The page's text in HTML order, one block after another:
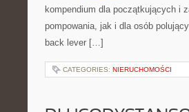
kompendium dla początkujących i
pompowania, jak i dla osób
back lever […]
CATEGORIES: NIERUCHOMOŚCI